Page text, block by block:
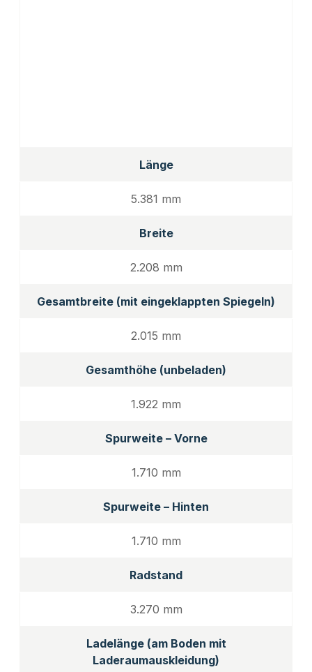
Länge
5.381 mm
Breite
2.208 mm
Gesamtbreite (mit eingeklappten Spiegeln)
2.015 mm
Gesamthöhe (unbeladen)
1.922 mm
Spurweite – Vorne
1.710 mm
Spurweite – Hinten
1.710 mm
Radstand
3.270 mm
Ladelänge (am Boden mit
Laderaumauskleidung)